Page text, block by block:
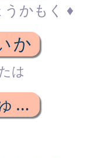
うかもく ♦
か
は
んかんき